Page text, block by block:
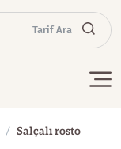
Tarif Ara
Salçalı rosto